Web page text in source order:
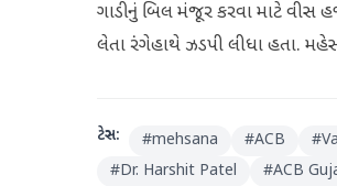
ગાડીનું બિલ મંજૂર કરવા માટે વીસ
લેતા રંગેહાથે ઝડપી લીધા હતા.
ટેગ્સ: #mehsana #ACB #
#Dr. Harshit Patel #ACB